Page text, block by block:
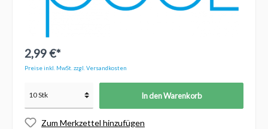
2,99 €*
Preise inkl. MwSt. zzgl. Versandkosten
In den Warenkorb
Zum Merkzettel hinzufügen